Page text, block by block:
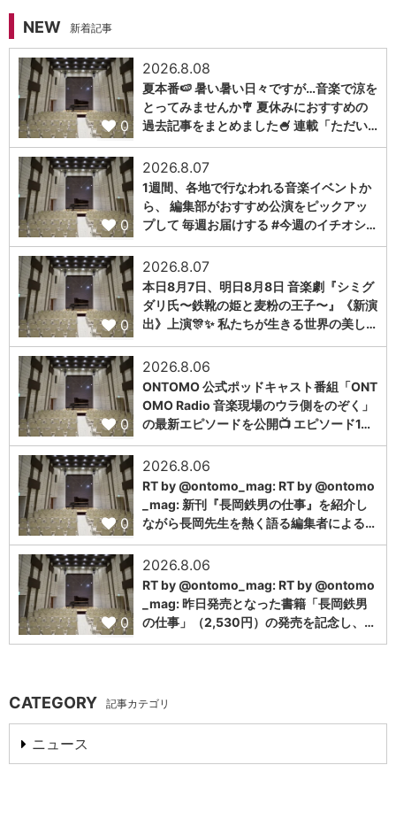
NEW 新着記事
0
2026.8.08
夏本番🍉 暑い暑い日々ですが…音楽で涼を
とってみませんか🎐 夏休みにおすすめの
過去記事をまとめました🍧 連載「ただい…
0
2026.8.07
1週間、各地で行なわれる音楽イベントか
ら、 編集部がおすすめ公演をピックアッ
プして 毎週お届けする #今週のイチオシ…
0
2026.8.07
本日8月7日、明日8月8日 音楽劇『シミグ
ダリ氏〜鉄靴の姫と麦粉の王子〜』《新演
出》上演🎊✨ 私たちが生きる世界の美し…
0
2026.8.06
ONTOMO 公式ポッドキャスト番組「ONT
OMO Radio 音楽現場のウラ側をのぞく」
の最新エピソードを公開📺 エピソード1…
0
2026.8.06
RT by @ontomo_mag: RT by @ontomo
_mag: 新刊『長岡鉄男の仕事』を紹介し
ながら長岡先生を熱く語る編集者による…
0
2026.8.06
RT by @ontomo_mag: RT by @ontomo
_mag: 昨日発売となった書籍「長岡鉄男
の仕事」（2,530円）の発売を記念し、…
CATEGORY 記事カテゴリ
ニュース